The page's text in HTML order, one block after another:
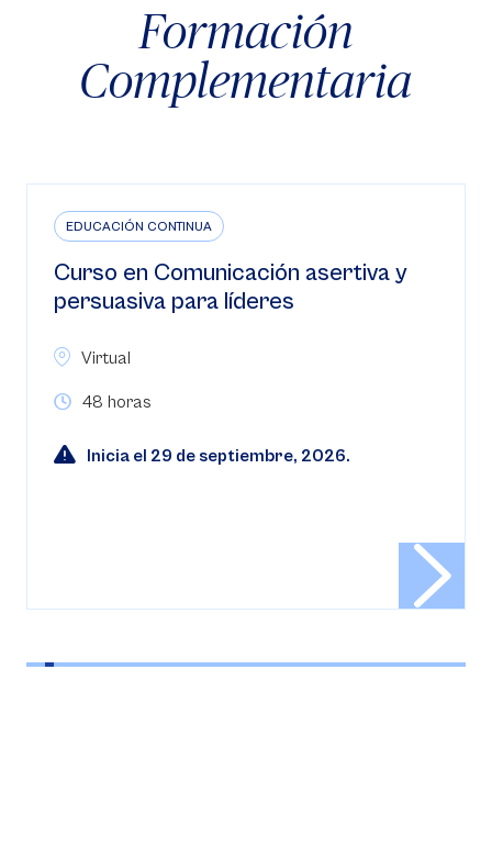
Formación
Complementaria
EDUCACIÓN CONTINUA
Curso en Comunicación asertiva y
persuasiva para líderes
Virtual
48 horas
Inicia el 29 de septiembre, 2026.